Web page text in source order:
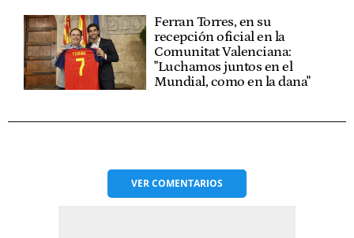
Ferran Torres, en su
recepción oficial en la
Comunitat Valenciana:
"Luchamos juntos en el
Mundial, como en la dana"
VERCOMENTARIOS